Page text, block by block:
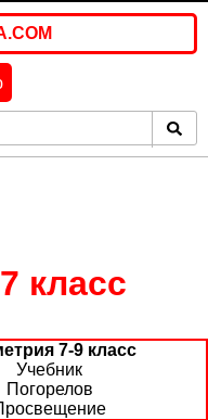
класс
7-9 класс
Учебник
Погорелов